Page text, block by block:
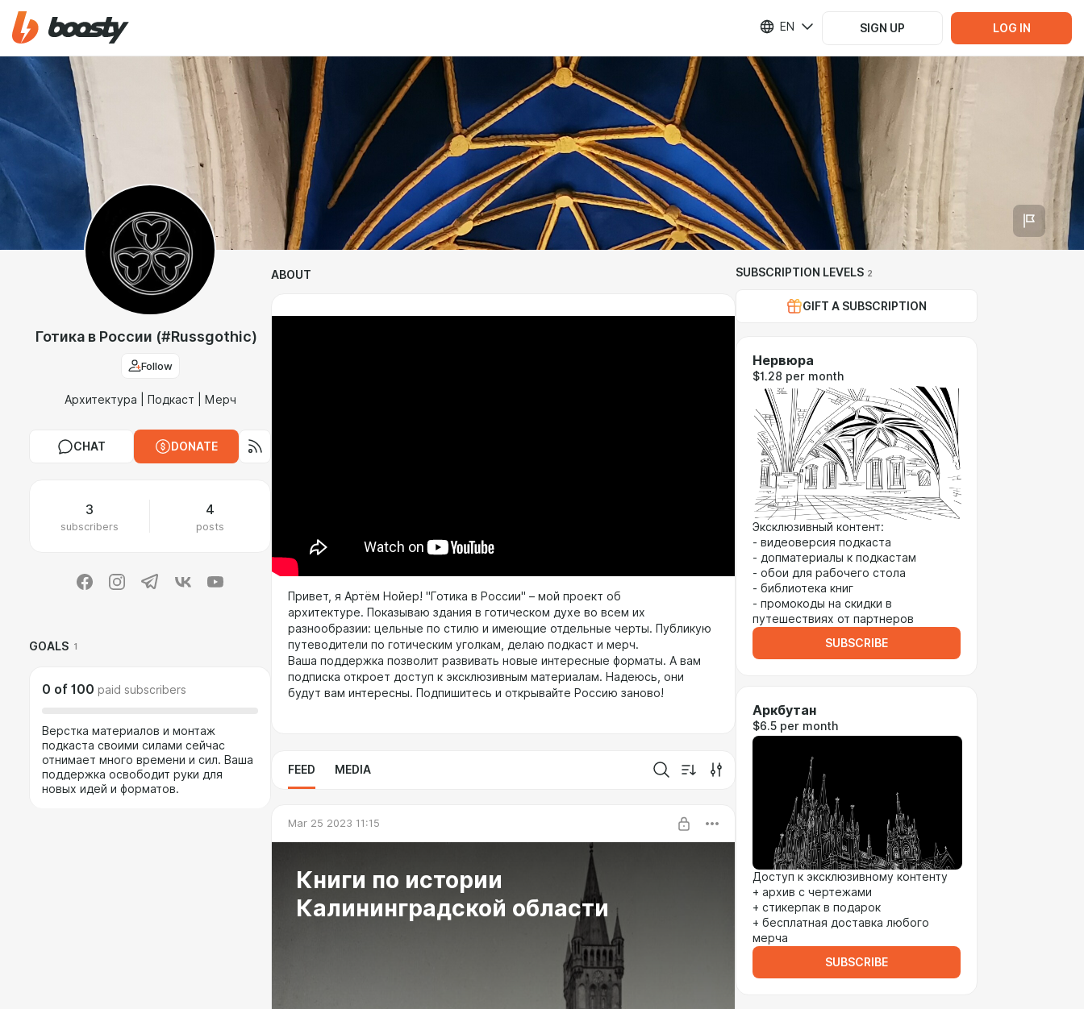
EN SIGN UP LOG IN
Готика в России (#Russgothic)
Follow
Архитектура | Подкаст | Мерч
CHAT DONATE
3
subscribers
4
posts
GOALS 1
0 of 100 paid subscribers
Верстка материалов и монтаж
подкаста своими силами сейчас
отнимает много времени и сил. Ваша
поддержка освободит руки для
новых идей и форматов.
ABOUT
Привет, я Артём Нойер! "Готика в России" – мой проект об
архитектуре. Показываю здания в готическом духе во всем их
разнообразии: цельные по стилю и имеющие отдельные черты. Публикую
путеводители по готическим уголкам, делаю подкаст и мерч.
Ваша поддержка позволит развивать новые интересные форматы. А вам
подписка откроет доступ к эксклюзивным материалам. Надеюсь, они
будут вам интересны. Подпишитесь и открывайте Россию заново!
FEED MEDIA
Mar 25 2023 11:15
Книги по истории
Калининградской области
SUBSCRIPTION LEVELS 2
GIFT A SUBSCRIPTION
Нервюра
$1.28 per month
Эксклюзивный контент:
- видеоверсия подкаста
- допматериалы к подкастам
- обои для рабочего стола
- библиотека книг
- промокоды на скидки в
путешествиях от партнеров
SUBSCRIBE
Аркбутан
$6.5 per month
Доступ к эксклюзивному контенту
+ архив с чертежами
+ стикерпак в подарок
+ бесплатная доставка любого
мерча
SUBSCRIBE